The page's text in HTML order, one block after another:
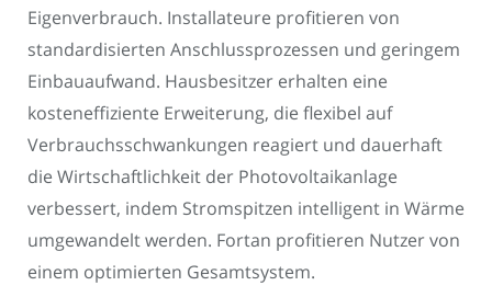
Eigenverbrauch. Installateure profitieren von
standardisierten Anschlussprozessen und geringem
Einbauaufwand. Hausbesitzer erhalten eine
kosteneffiziente Erweiterung, die flexibel auf
Verbrauchsschwankungen reagiert und dauerhaft
die Wirtschaftlichkeit der Photovoltaikanlage
verbessert, indem Stromspitzen intelligent in Wärme
umgewandelt werden. Fortan profitieren Nutzer von
einem optimierten Gesamtsystem.